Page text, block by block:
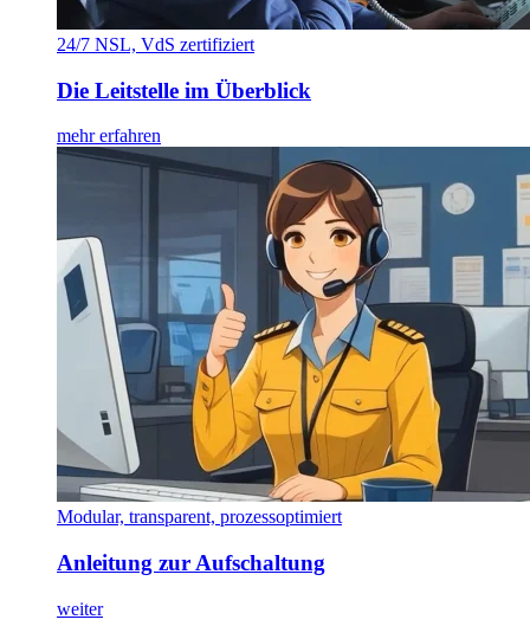
24/7 NSL, VdS zertifiziert
Die Leitstelle im Überblick
mehr erfahren
Modular, transparent, prozessoptimiert
Anleitung zur Aufschaltung
weiter